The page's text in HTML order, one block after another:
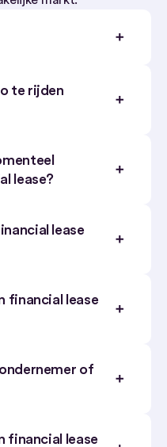
te rijden
lease?
lease
financial lease
of
financial lease